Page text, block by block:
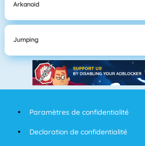
Arkanoid
Jumping
Paramètres de confidentialité
Declaration de confidentialité